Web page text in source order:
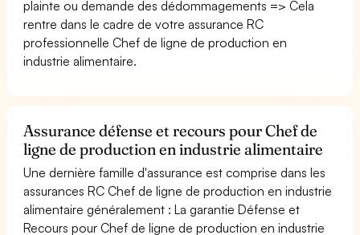
plainte ou demande des dédommagements => Cela
rentre dans le cadre de votre assurance RC
professionnelle Chef de ligne de production en
industrie alimentaire.
Assurance défense et recours pour Chef de
ligne de production en industrie alimentaire
Une dernière famille d'assurance est comprise dans les
assurances RC Chef de ligne de production en industrie
alimentaire généralement : La garantie Défense et
Recours pour Chef de ligne de production en industrie